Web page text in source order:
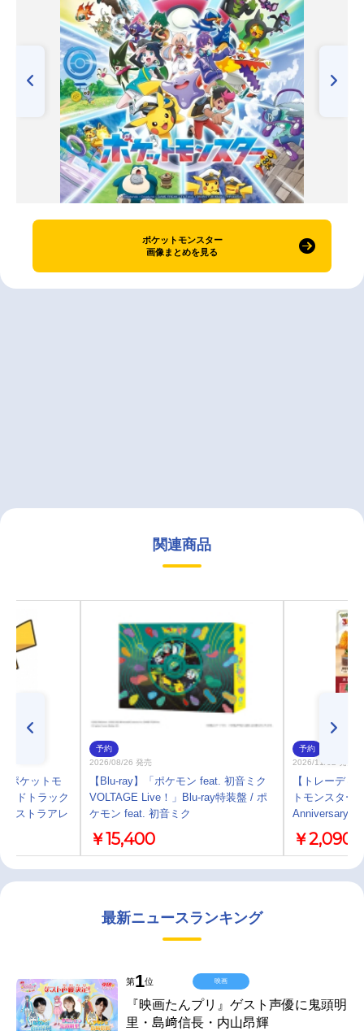
ポケットモンスター
画像まとめを見る
関連商品
ポケットモ
ンドトラック
ケストラアレ
予約
2026/08/26 発売
【Blu-ray】「ポケモン feat. 初音ミク
VOLTAGE Live！」Blu-ray特装盤 / ポ
ケモン feat. 初音ミク
￥15,400
予約
2026/11/02 発売
【トレーディ
トモンスター
Anniversary
￥2,090
最新ニュースランキング
第1位
『映画たんプリ』ゲスト声優に鬼頭明
里・島﨑信長・内山昂輝
映画